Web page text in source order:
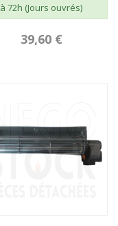
à 72h (Jours ouvrés)
39,60 €